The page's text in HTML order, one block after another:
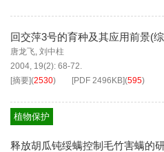
回交萍3号的育种及其应用前景(
唐龙飞, 刘中柱
2004, 19(2): 68-72.
[摘要](2530) [PDF 2496KB](595)
植物保护
释放胡瓜钝绥螨控制毛竹害螨的